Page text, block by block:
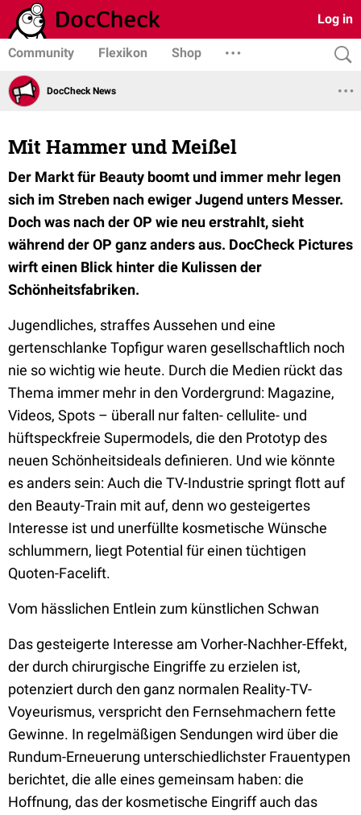
Log in
Community Flexikon Shop
DocCheck News
Mit Hammer und Meißel
Der Markt für Beauty boomt und immer mehr legen
sich im Streben nach ewiger Jugend unters Messer.
Doch was nach der OP wie neu erstrahlt, sieht
während der OP ganz anders aus. DocCheck Pictures
wirft einen Blick hinter die Kulissen der
Schönheitsfabriken.
Jugendliches, straffes Aussehen und eine
gertenschlanke Topfigur waren gesellschaftlich noch
nie so wichtig wie heute. Durch die Medien rückt das
Thema immer mehr in den Vordergrund: Magazine,
Videos, Spots – überall nur falten- cellulite- und
hüftspeckfreie Supermodels, die den Prototyp des
neuen Schönheitsideals definieren. Und wie könnte
es anders sein: Auch die TV-Industrie springt flott auf
den Beauty-Train mit auf, denn wo gesteigertes
Interesse ist und unerfüllte kosmetische Wünsche
schlummern, liegt Potential für einen tüchtigen
Quoten-Facelift.
Vom hässlichen Entlein zum künstlichen Schwan
Das gesteigerte Interesse am Vorher-Nachher-Effekt,
der durch chirurgische Eingriffe zu erzielen ist,
potenziert durch den ganz normalen Reality-TV-
Voyeurismus, verspricht den Fernsehmachern fette
Gewinne. In regelmäßigen Sendungen wird über die
Rundum-Erneuerung unterschiedlichster Frauentypen
berichtet, die alle eines gemeinsam haben: die
Hoffnung, das der kosmetische Eingriff auch das